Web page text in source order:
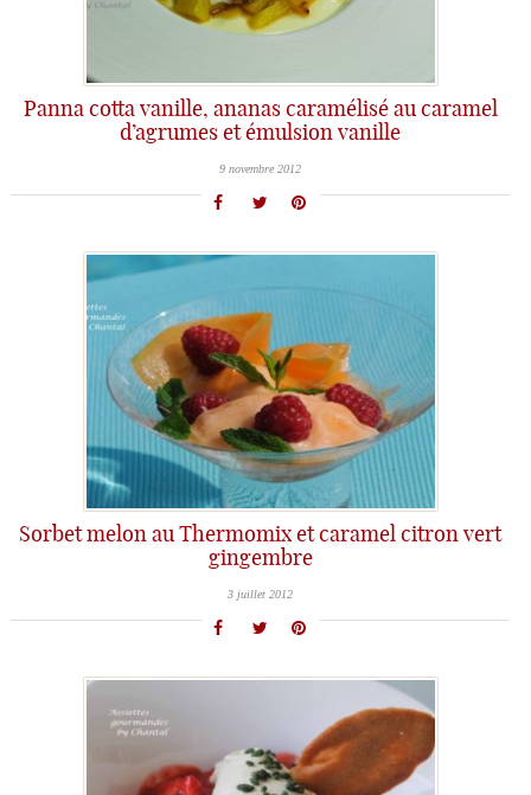
Panna cotta vanille, ananas caramélisé au caramel
d’agrumes et émulsion vanille
9 novembre 2012
Sorbet melon au Thermomix et caramel citron vert
gingembre
3 juillet 2012